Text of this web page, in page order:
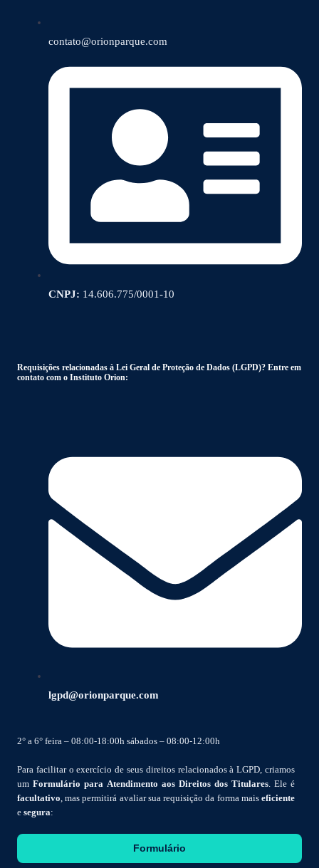
contato@orionparque.com
CNPJ: 14.606.775/0001-10
Requisições relacionadas à Lei Geral de Proteção de Dados (LGPD)? Entre em
contato com o Instituto Orion:
lgpd@orionparque.com
2° a 6° feira – 08:00-18:00h sábados – 08:00-12:00h
Para facilitar o exercício de seus direitos relacionados à LGPD, criamos
um Formulário para Atendimento aos Direitos dos Titulares. Ele é
facultativo, mas permitirá avaliar sua requisição da forma mais eficiente
e segura:
Formulário